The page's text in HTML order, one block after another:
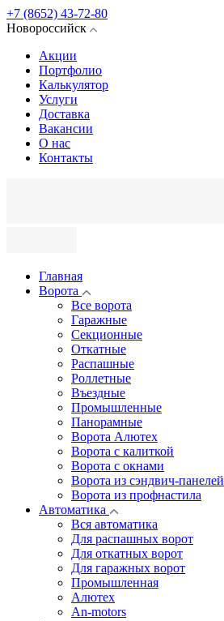
+7 (8652) 43-72-80
Новороссийск
Акции
Портфолио
Калькулятор
Услуги
Доставка
Вакансии
О нас
Контакты
Главная
Ворота
Все ворота
Гаражные
Секционные
Откатные
Распашные
Роллетные
Въездные
Промышленные
Панорамные
Ворота Алютех
Ворота с калиткой
Ворота c окнами
Ворота из сэндвич-панелей
Ворота из профнастила
Автоматика
Вся автоматика
Для распашных ворот
Для откатных ворот
Для гаражных ворот
Промышленная
Алютех
An-motors